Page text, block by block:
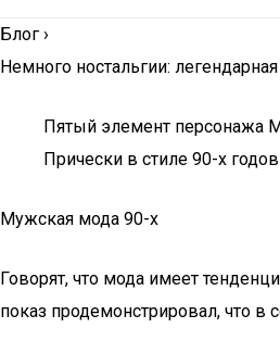
Блог ›
Немного ностальгии:
Пятый элемент персонажа
Прически в стиле 90-х
Мужская мода 90-х
Говорят, что мода имеет
показ продемонстрировал, что в